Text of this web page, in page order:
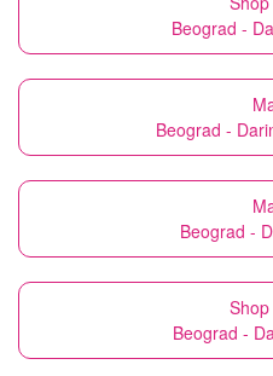
Beograd -
Beograd -
Beograd -
Beograd -